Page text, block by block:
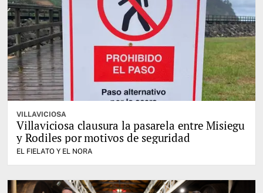
VILLAVICIOSA
Villaviciosa clausura la pasarela entre Misiegu
y Rodiles por motivos de seguridad
EL FIELATO Y EL NORA